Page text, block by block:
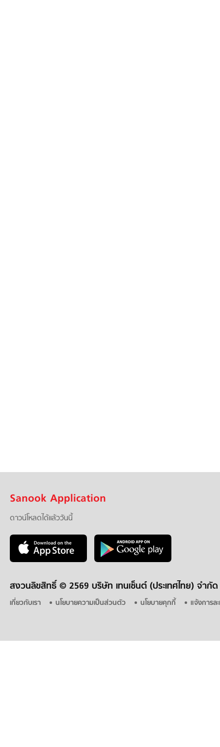
Sanook Application
ดาวน์โหลดได้แล้ววันนี้
สงวนลิขสิทธิ์ © 2569 บริษัท เทนเซ็นต์ (ประเทศไทย) จำกัด
เกี่ยวกับเรา นโยบายความเป็นส่วนตัว นโยบายคุกกี้ แจ้งการล